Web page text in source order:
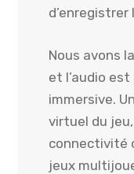
Nous avons
et l’audio
immersive.
virtuel du
connectivité
jeux